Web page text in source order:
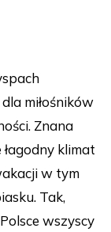
miłośników
Znana
klimat
w tym
Tak,
wszyscy